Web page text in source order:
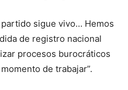
sigue vivo… Hemos
de registro nacional
procesos burocráticos
de trabajar”.